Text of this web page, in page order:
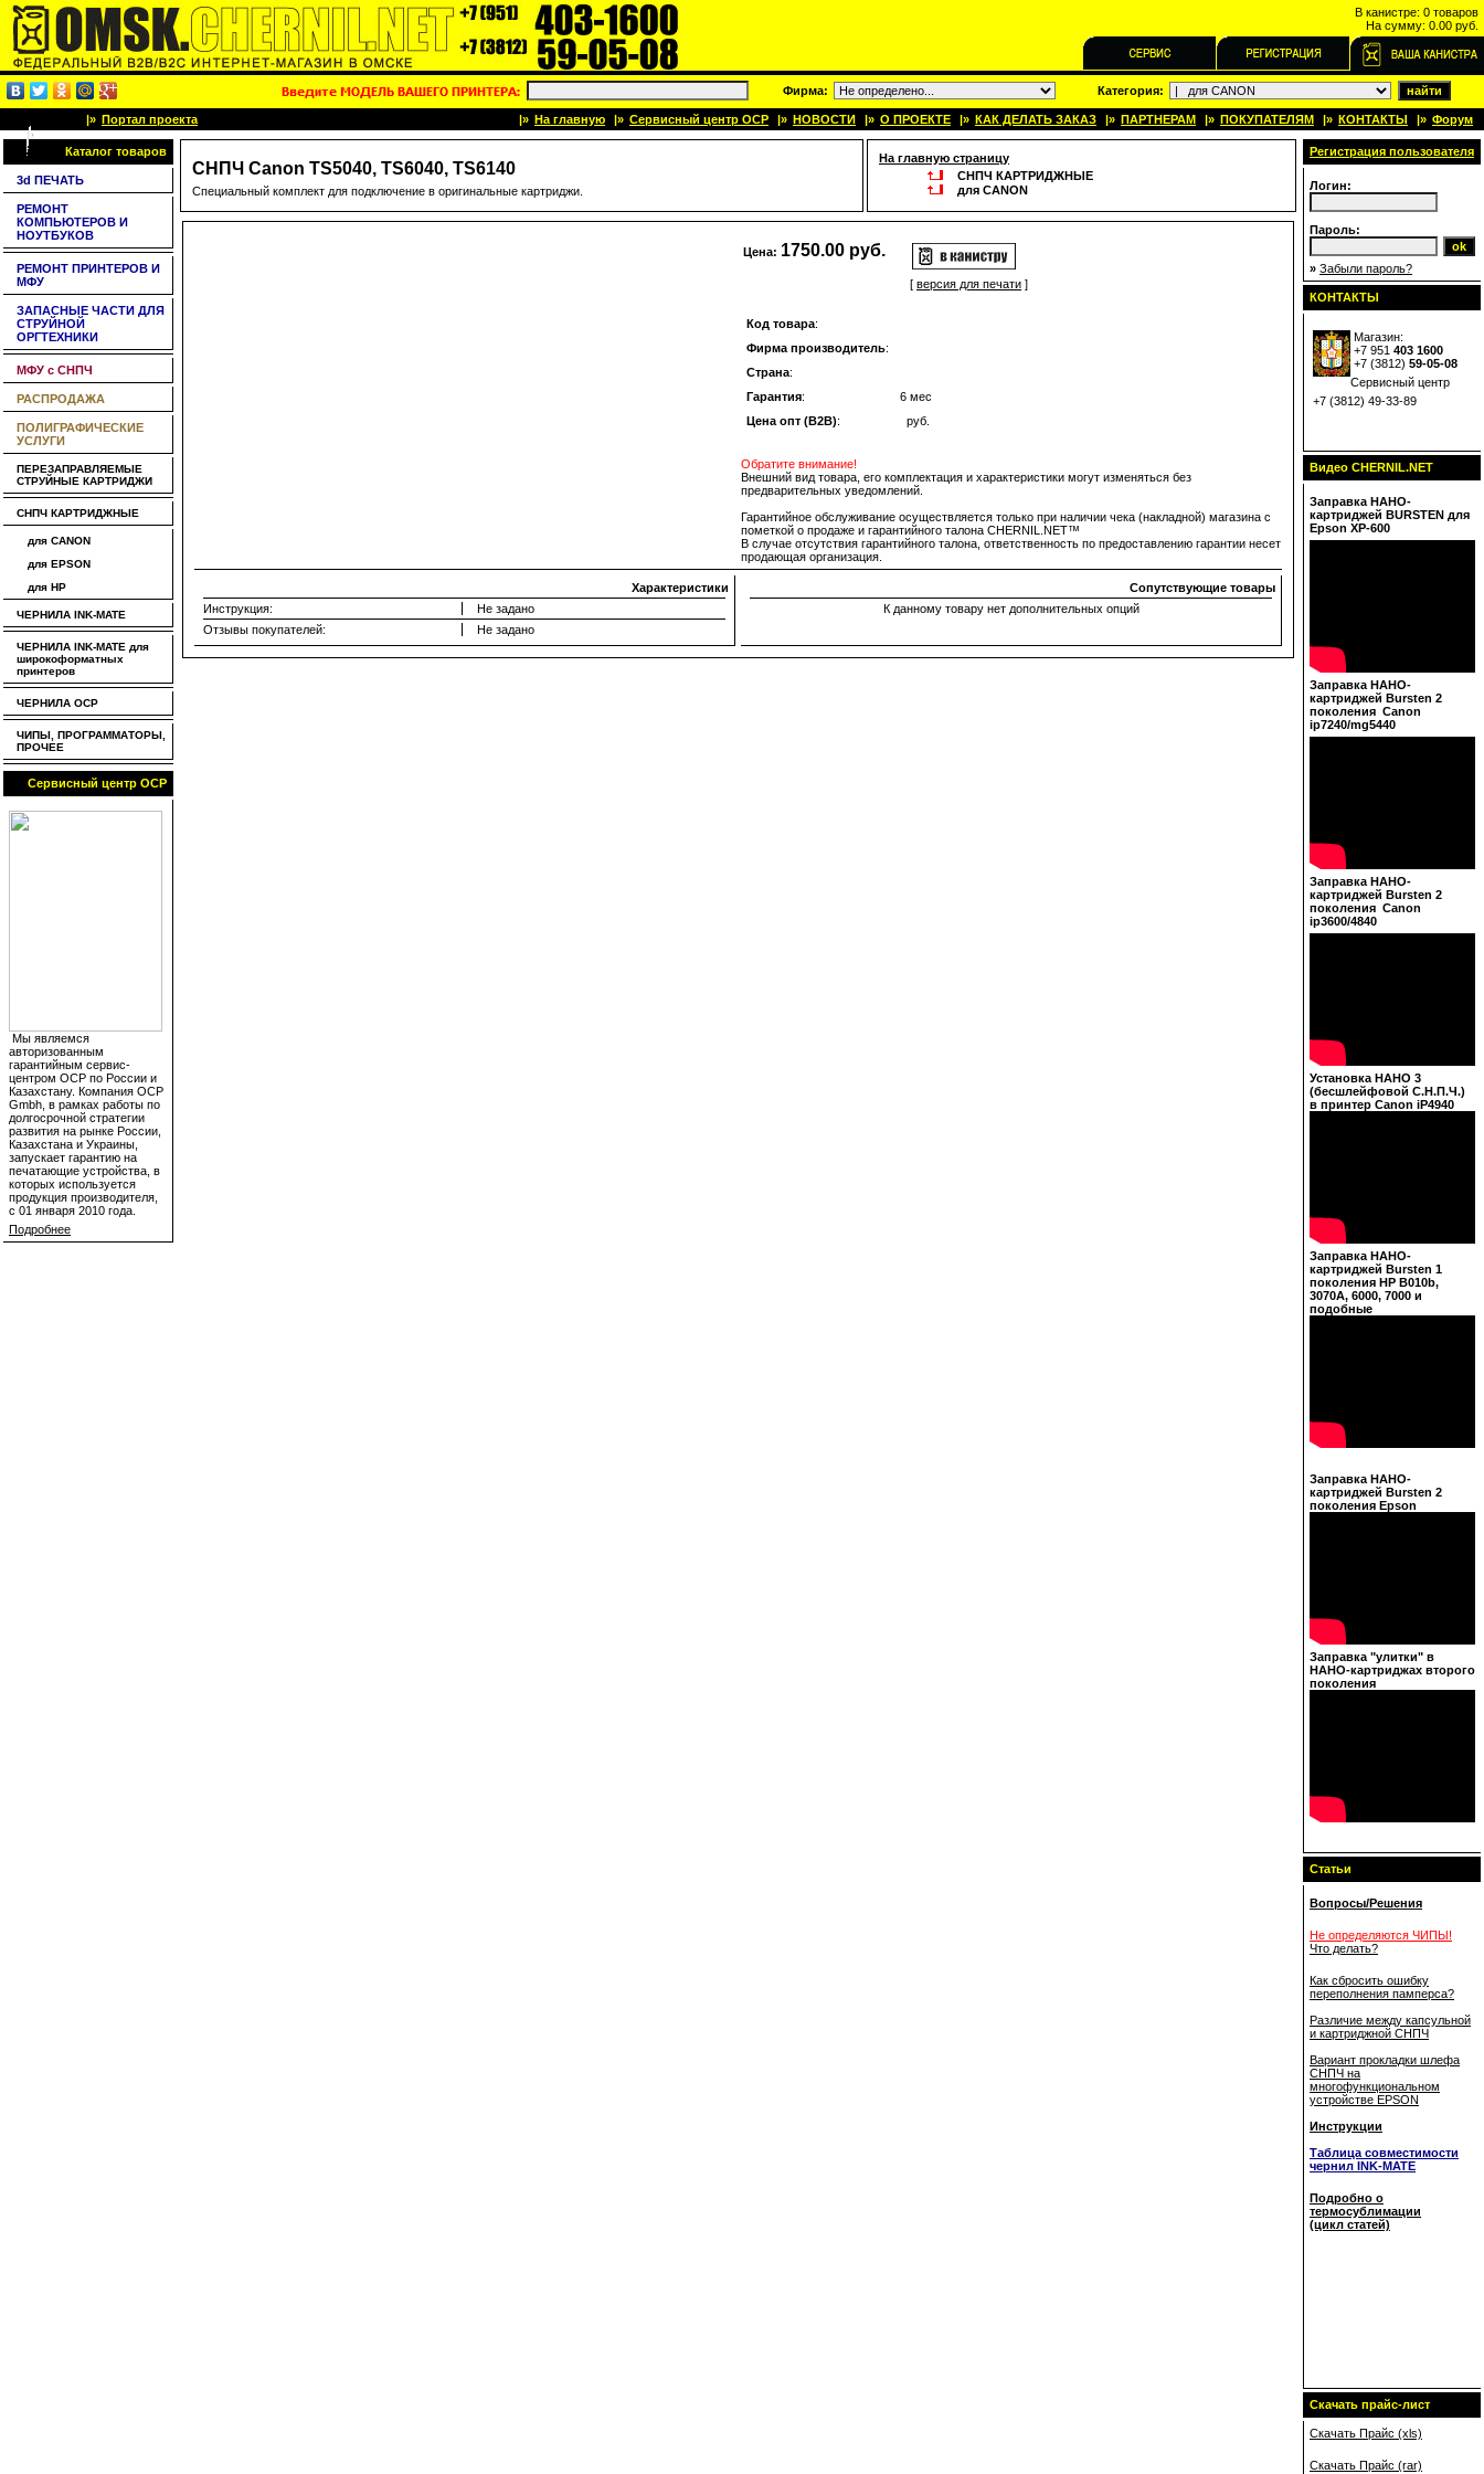
В канистре: 0 товаров
На сумму: 0.00 руб.
Фирма: Категория:
|» Портал проекта |» На главную |» Сервисный центр OCP |» НОВОСТИ |» О ПРОЕКТЕ |» КАК ДЕЛАТЬ ЗАКАЗ |» ПАРТНЕРАМ |» ПОКУПАТЕЛЯМ |» КОНТАКТЫ |» Форум
Каталог товаров
3d ПЕЧАТЬ
РЕМОНТ
КОМПЬЮТЕРОВ И
НОУТБУКОВ
РЕМОНТ ПРИНТЕРОВ И
МФУ
ЗАПАСНЫЕ ЧАСТИ ДЛЯ
СТРУЙНОЙ
ОРГТЕХНИКИ
МФУ с СНПЧ
РАСПРОДАЖА
ПОЛИГРАФИЧЕСКИЕ
УСЛУГИ
ПЕРЕЗАПРАВЛЯЕМЫЕ
СТРУЙНЫЕ КАРТРИДЖИ
СНПЧ КАРТРИДЖНЫЕ
для CANON
для EPSON
для HP
ЧЕРНИЛА INK-MATE
ЧЕРНИЛА INK-MATE для
широкоформатных
принтеров
ЧЕРНИЛА OCP
ЧИПЫ, ПРОГРАММАТОРЫ,
ПРОЧЕЕ
Сервисный центр OCP
Мы являемся
авторизованным
гарантийным сервис-
центром OCP по России и
Казахстану. Компания OCP
Gmbh, в рамках работы по
долгосрочной стратегии
развития на рынке России,
Казахстана и Украины,
запускает гарантию на
печатающие устройства, в
которых используется
продукция производителя,
с 01 января 2010 года.
Подробнее
СНПЧ Canon TS5040, TS6040, TS6140
Специальный комплект для подключение в оригинальные картриджи.
На главную страницу
СНПЧ КАРТРИДЖНЫЕ
для CANON
Цена: 1750.00 руб.
[ версия для печати ]
Код товара:
Фирма производитель:
Страна:
Гарантия:
6 мес
Цена опт (B2B): руб.
Обратите внимание!
Внешний вид товара, его комплектация и характеристики могут изменяться без
предварительных уведомлений.
Гарантийное обслуживание осуществляется только при наличии чека (накладной) магазина с
пометкой о продаже и гарантийного талона CHERNIL.NET™
В случае отсутствия гарантийного талона, ответственность по предоставлению гарантии несет
продающая организация.
Характеристики
Инструкция:
Не задано
Отзывы покупателей:
Не задано
Сопутствующие товары
К данному товару нет дополнительных опций
Регистрация пользователя
Логин:
Пароль:
» Забыли пароль?
КОНТАКТЫ
Магазин:
+7 951 403 1600
+7 (3812) 59-05-08
Сервисный центр
+7 (3812) 49-33-89
Видео CHERNIL.NET
Заправка НАНО-
картриджей BURSTEN для
Epson XP-600
Заправка НАНО-
картриджей Bursten 2
поколения Canon
ip7240/mg5440
Заправка НАНО-
картриджей Bursten 2
поколения Canon
ip3600/4840
Установка НАНО 3
(бесшлейфовой С.Н.П.Ч.)
в принтер Canon iP4940
Заправка НАНО-
картриджей Bursten 1
поколения HP B010b,
3070A, 6000, 7000 и
подобные
Заправка НАНО-
картриджей Bursten 2
поколения Epson
Заправка "улитки" в
НАНО-картриджах второго
поколения
Статьи
Вопросы/Решения
Не определяются ЧИПЫ!
Что делать?
Как сбросить ошибку
переполнения памперса?
Различие между капсульной
и картриджной СНПЧ
Вариант прокладки шлефа
СНПЧ на
многофункциональном
устройстве EPSON
Инструкции
Таблица совместимости
чернил INK-MATE
Подробно о
термосублимации
(цикл статей)
Скачать прайс-лист
Скачать Прайс (xls)
Скачать Прайс (rar)